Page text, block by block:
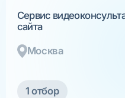
Сервис
сайта
Москва
1 отбор